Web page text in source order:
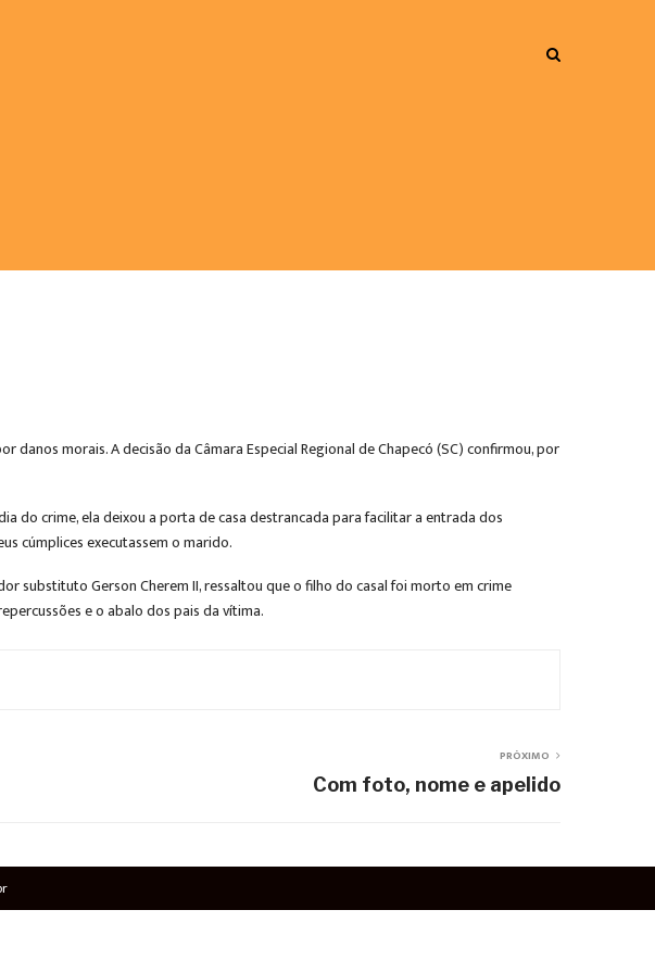
morais. A decisão da Câmara Especial Regional de Chapecó (SC) confirmou, por
do crime, ela deixou a porta de casa destrancada para facilitar a entrada dos
cúmplices executassem o marido.
substituto Gerson Cherem II, ressaltou que o filho do casal foi morto em crime
e o abalo dos pais da vítima.
PRÓXIMO
Com foto, nome e apelido